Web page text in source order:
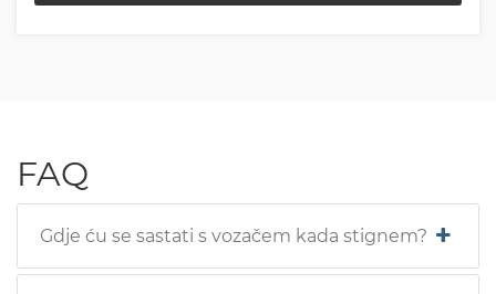
FAQ
Gdje ću se sastati s vozačem kada stignem?